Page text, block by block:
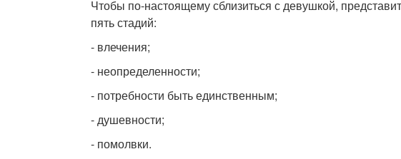
Чтобы по-настоящему сблизиться с девушкой,
пять стадий:
- влечения;
- неопределенности;
- потребности быть единственным;
- душевности;
- помолвки.